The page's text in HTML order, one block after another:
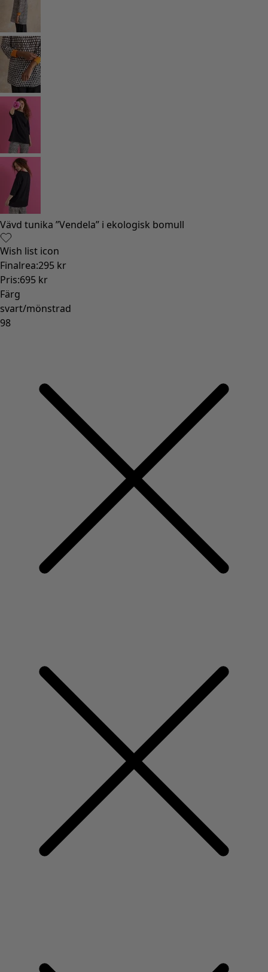
Vävd tunika ”Vendela” i ekologisk bomull
Wish list icon
Finalrea:295 kr
Pris:695 kr
Färg
svart/mönstrad
98